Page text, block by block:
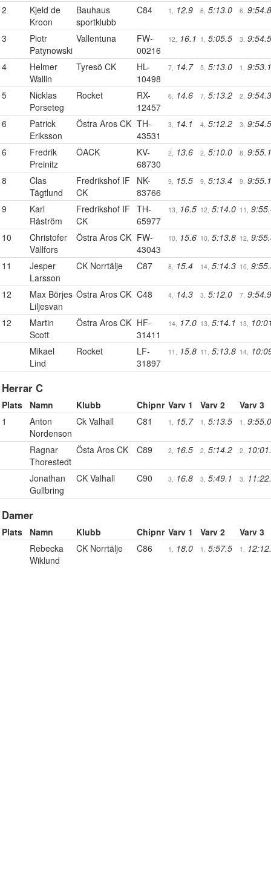
2
Kjeld de
Kroon
Bauhaus
sportklubb
C84 1, 12.9 6, 5:13.0 6, 9:54.8
3
Piotr
Patynowski
Vallentuna
FW-
00216
12, 16.1 1, 5:05.5 3, 9:54.5
4
Helmer
Wallin
Tyresö CK
HL-
10498
7, 14.7 5, 5:13.0 1, 9:53.1
5
Nicklas
Porseteg
Rocket
RX-
12457
6, 14.6 7, 5:13.2 2, 9:54.3
6
Patrick
Eriksson
Östra Aros CK TH-
43531
3, 14.1 4, 5:12.2 3, 9:54.5
6
Fredrik
Preinitz
ÖACK
KV-
68730
2, 13.6 2, 5:10.0 8, 9:55.1
8
Clas
Tägtlund
Fredrikshof IF
CK
NK-
83766
9, 15.5 9, 5:13.4 9, 9:55.1
9
Karl
Råström
Fredrikshof IF
CK
TH-
65977
13, 16.5 12, 5:14.0 11,
10
Christofer
Vällfors
Östra Aros CK FW-
43043
10, 15.6 10, 5:13.8 12,
11
Jesper
Larsson
CK Norrtälje C87 8, 15.4 14, 5:14.3 10,
12
Max Börjes
Liljesvan
Östra Aros CK C48 4, 14.3 3, 5:12.0 7, 9:54.9
12
Martin
Scott
Östra Aros CK HF-
31411
14, 17.0 13, 5:14.1 13,
Mikael
Lind
Rocket
LF-
31897
11, 15.8 11, 5:13.8 14,
Herrar C
Plats Namn Klubb Chipnr Varv 1 Varv 2
Varv 3
1
Anton
Nordenson
Ck Valhall C81 1, 15.7 1, 5:13.5 1, 9:55.0
Ragnar
Thorestedt
Östa Aros CK C89 2, 16.5 2, 5:14.2 2,
Jonathan
Gullbring
CK Valhall C90 3, 16.8 3, 5:49.1 3,
Damer
Plats Namn Klubb Chipnr Varv 1 Varv 2
Varv 3
Rebecka
Wiklund
CK Norrtälje C86 1, 18.0 1, 5:57.5 1,